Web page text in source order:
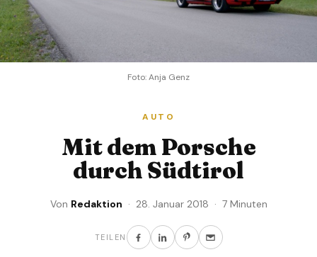
Foto: Anja Genz
AUTO
Mit dem Porsche
durch Südtirol
Von Redaktion · 28. Januar 2018 · 7 Minuten
TEILEN